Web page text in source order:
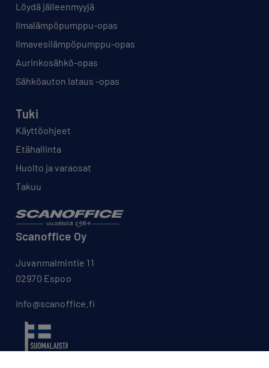
Löydä jälleenmyyjä
Ilmalämpöpumppu-opas
Ilmavesilämpöpumppu-opas
Aurinkosähkö-opas
Sähköauton lataus -opas
Tuki
Käyttöohjeet
Etähallinta
Huolto ja varaosat
Takuu
Scanoffice Oy
Juvanmalmintie 11
02970 Espoo
info@scanoffice.fi